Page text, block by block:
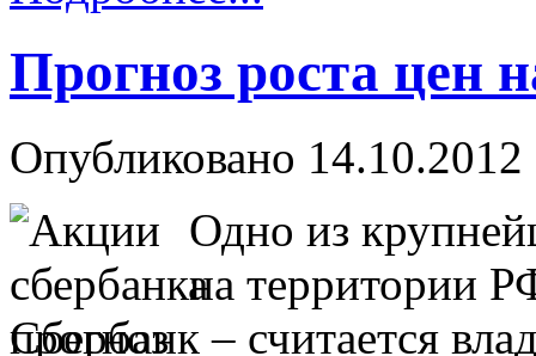
Прогноз роста цен
Опубликовано 14.10.2012
Одно из
на территории
Сбербанк – считается